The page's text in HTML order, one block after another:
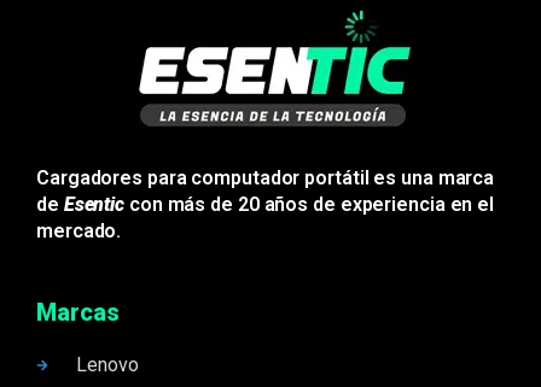
Cargadores para computador portátil es una marca
de Esentic con más de 20 años de experiencia en el
mercado.
Marcas
Lenovo